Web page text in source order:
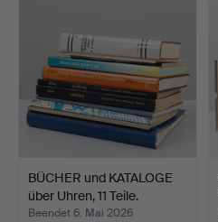
BÜCHER und KATALOGE
über Uhren, 11 Teile.
Beendet 6. Mai 2026